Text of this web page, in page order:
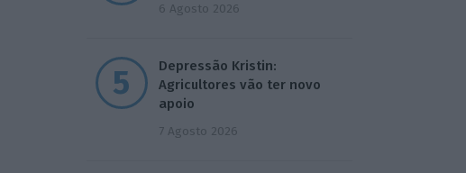
6 Agosto 2026
Depressão Kristin:
Agricultores vão ter novo
apoio
7 Agosto 2026